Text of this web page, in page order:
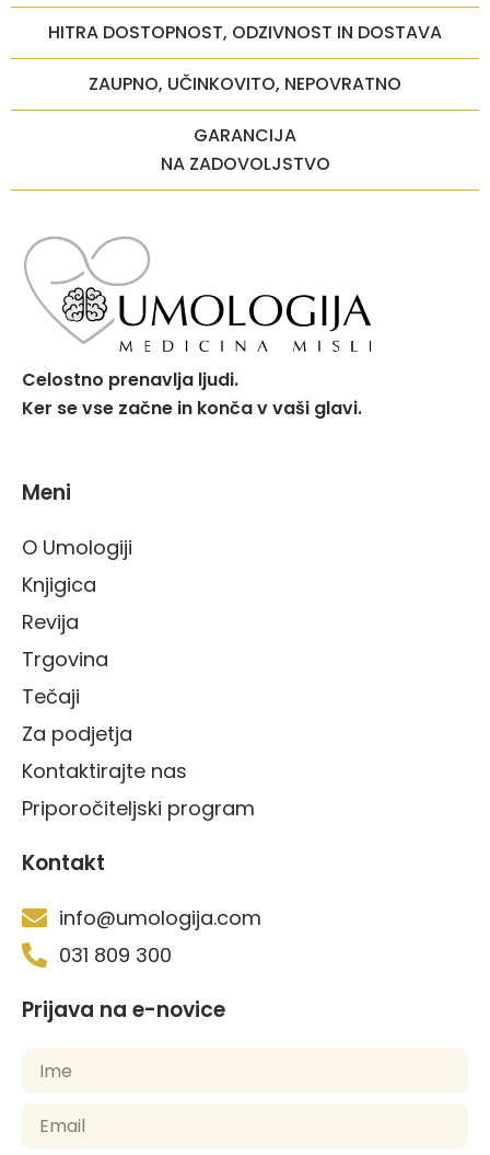
HITRA DOSTOPNOST, ODZIVNOST IN DOSTAVA
ZAUPNO, UČINKOVITO, NEPOVRATNO
GARANCIJA
NA ZADOVOLJSTVO
Celostno prenavlja ljudi.
Ker se vse začne in konča v vaši glavi.
Meni
O Umologiji
Knjigica
Revija
Trgovina
Tečaji
Za podjetja
Kontaktirajte nas
Priporočiteljski program
Kontakt
info@umologija.com
031 809 300
Prijava na e-novice